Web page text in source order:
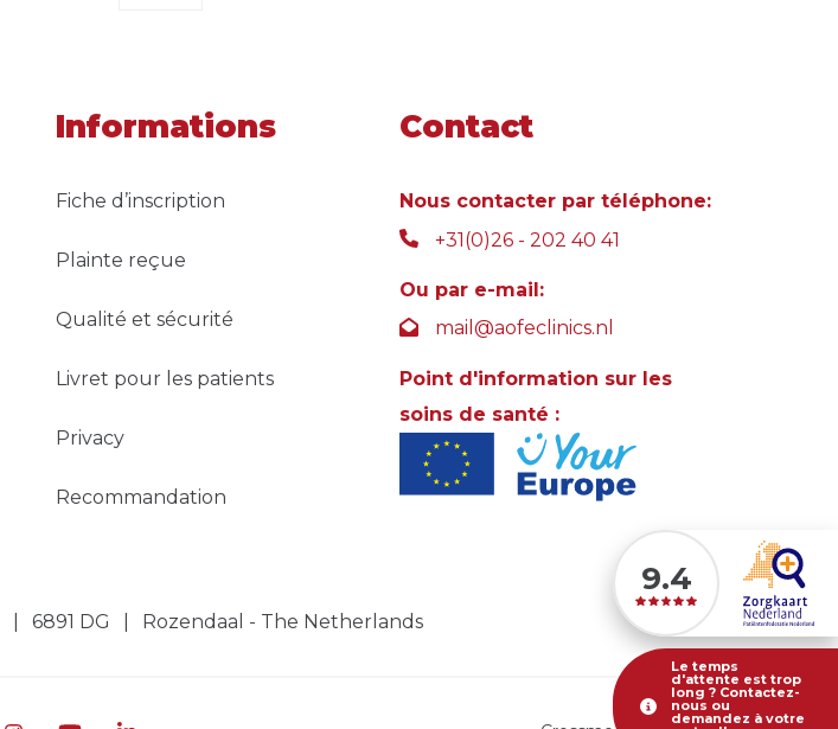
Informations
Fiche d’inscription
Plainte reçue
Qualité et sécurité
Livret pour les patients
Privacy
Recommandation
Contact
Nous contacter par téléphone:
+31(0)26 - 202 40 41
Ou par e-mail:
mail@aofeclinics.nl
Point d'information sur les
soins de santé :
6891 DG Rozendaal - The Netherlands
9.4
Le temps
d'attente est trop
long ? Contactez-
nous ou
demandez à votre